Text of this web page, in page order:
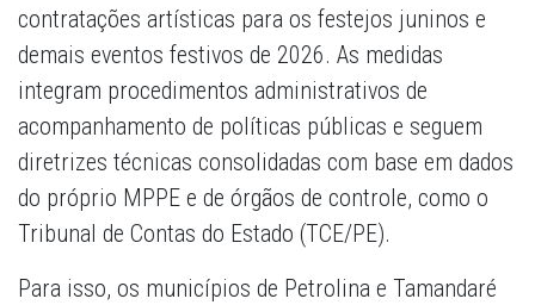
contratações artísticas para os festejos juninos e
demais eventos festivos de 2026. As medidas
integram procedimentos administrativos de
acompanhamento de políticas públicas e seguem
diretrizes técnicas consolidadas com base em dados
do próprio MPPE e de órgãos de controle, como o
Tribunal de Contas do Estado (TCE/PE).
Para isso, os municípios de Petrolina e Tamandaré